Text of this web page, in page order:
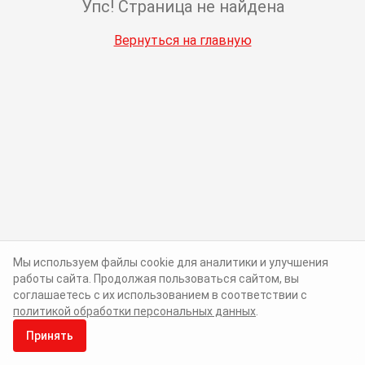
Упс! Страница не найдена
Вернуться на главную
Мы используем файлы cookie для аналитики и улучшения
работы сайта. Продолжая пользоваться сайтом, вы
соглашаетесь с их использованием в соответствии с
политикой обработки персональных данных
Принять